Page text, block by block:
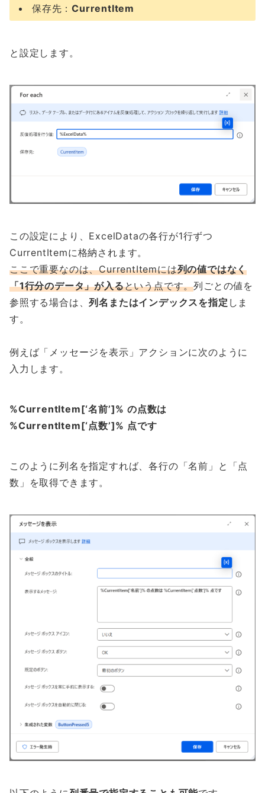
保存先：CurrentItem
と設定します。
この設定により、ExcelDataの各行が1行ずつ
CurrentItemに格納されます。
ここで重要なのは、CurrentItemには列の値ではなく
「1行分のデータ」が入るという点です。列ごとの値を
参照する場合は、列名またはインデックスを指定 しま
す。
例えば「メッセージを表示」アクションに次のように
入力します。
%CurrentItem[‘名前’]% の点数は
%CurrentItem[‘点数’]% 点です
このように列名を指定すれば、各行の「名前」と「点
数」を取得できます。